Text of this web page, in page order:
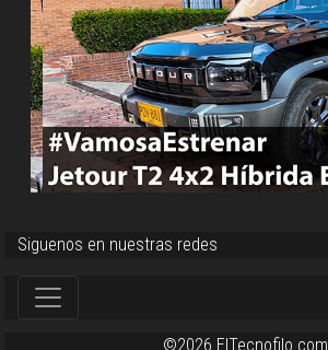
Siguenos en nuestras redes
©2026 ElTecnofilo.com